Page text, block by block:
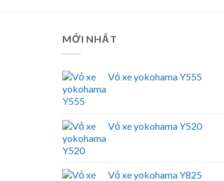
MỚI NHẤT
Vỏ xe yokohama Y555
Vỏ xe yokohama Y520
Vỏ xe yokohama Y825